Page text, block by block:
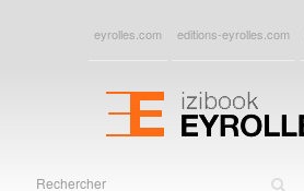
eyrolles.com editions-eyrolles.com